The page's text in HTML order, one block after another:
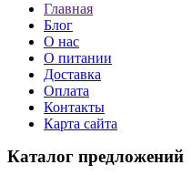
Главная
Блог
О нас
О питании
Доставка
Оплата
Контакты
Карта сайта
Каталог предложений